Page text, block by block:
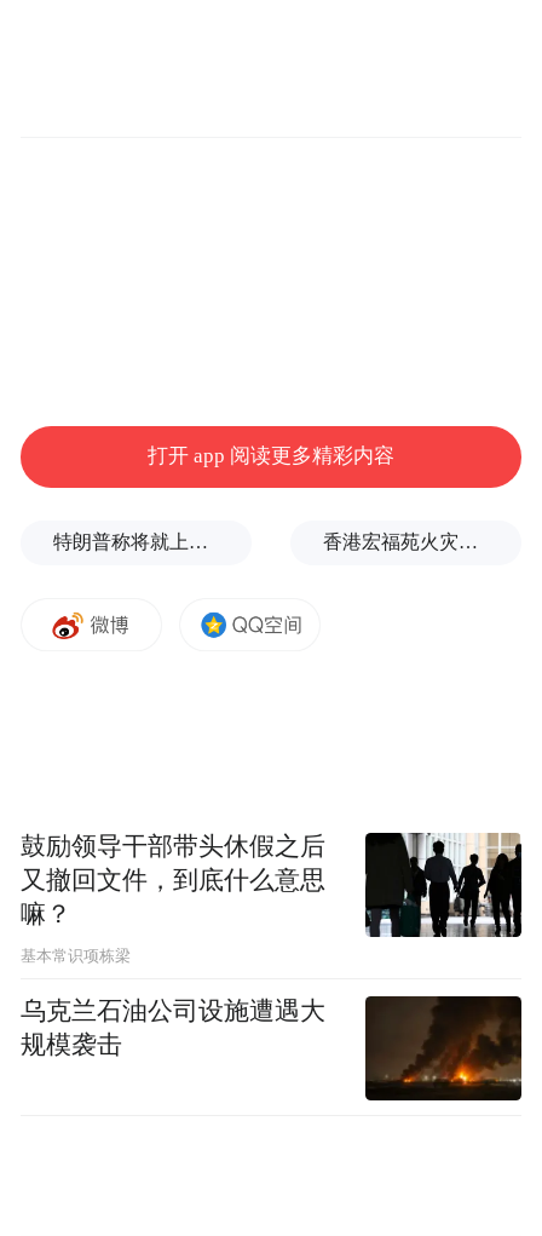
又值得礼赞的。因为热爱，所以忠诚。因为
坚守，所以荣光。带着悠悠眷恋，伴着策马
的澎湃中。我们随镜头延伸催发哲思，从文
长河中解读呼和浩特的纵横八极，以当代视
叩击云中、盛乐、丰州、归化、武川六镇、
呼和浩特的风云门庭;让人们谛听久远的北朝
民歌《敕勒歌》：“敕勒川，阴山下。天似穹
庐，笼盖四野。天苍苍，野茫茫，风吹草地
见牛羊。”这是今天呼和浩特深远的文化渊
源，这是上苍秉赋我们与生俱来的生命情
缘。让我们在此分享吧，《千年青城》电视
打开 app 阅读更多精彩内容
特朗普称将就上诉法院涉白宫宴会厅项目裁决提起上诉 香港宏福苑火灾跨部门调查最终报告：大火或由烟头引起
鼓励领导干部带头休假之后
又撤回文件，到底什么意思
嘛？
基本常识项栋梁
乌克兰石油公司设施遭遇大
规模袭击